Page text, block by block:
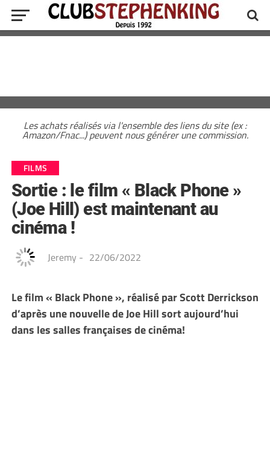
Les achats réalisés via l'ensemble des liens du site (ex :
Amazon/Fnac...) peuvent nous générer une commission.
FILMS
Sortie : le film « Black Phone »
(Joe Hill) est maintenant au
cinéma !
Jeremy - 22/06/2022
Le film « Black Phone », réalisé par Scott Derrickson
d’après une nouvelle de Joe Hill sort aujourd’hui
dans les salles françaises de cinéma!